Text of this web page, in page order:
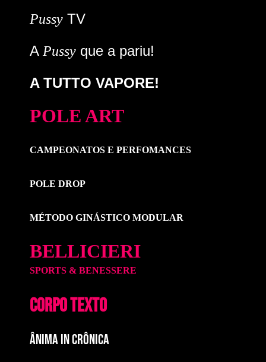
Pussy TV
A Pussy que a pariu!
A TUTTO VAPORE!
POLE ART
CAMPEONATOS E PERFOMANCES
POLE DROP
MÉTODO GINÁSTICO MODULAR
BELLICIERI
SPORTS & BENESSERE
CORPO TEXTO
ÂNIMA IN CRÔNICA